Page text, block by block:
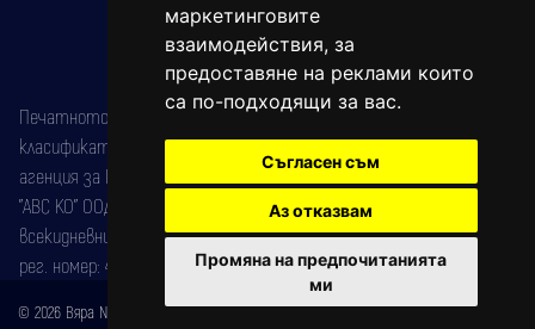
маркетинговите
взаимодействия, за
предоставяне на реклами които
са по-подходящи за вас.
Съгласен съм
Аз отказвам
Промяна на предпочитанията
ми
Печатното издание на вестника е регистрирано в националния
класификатор на печатните издания (Българска национална
агенция за ISSN) под номер: ISSN 1312-4722.
"АВС КО" ООД е притежател на марката: Вяра информационен
всекидневник на югозападна България, със свидетелство за марка
рег. номер: 47857/11.05.2004 година.
© 2026 Вяра News Всички права запазени!